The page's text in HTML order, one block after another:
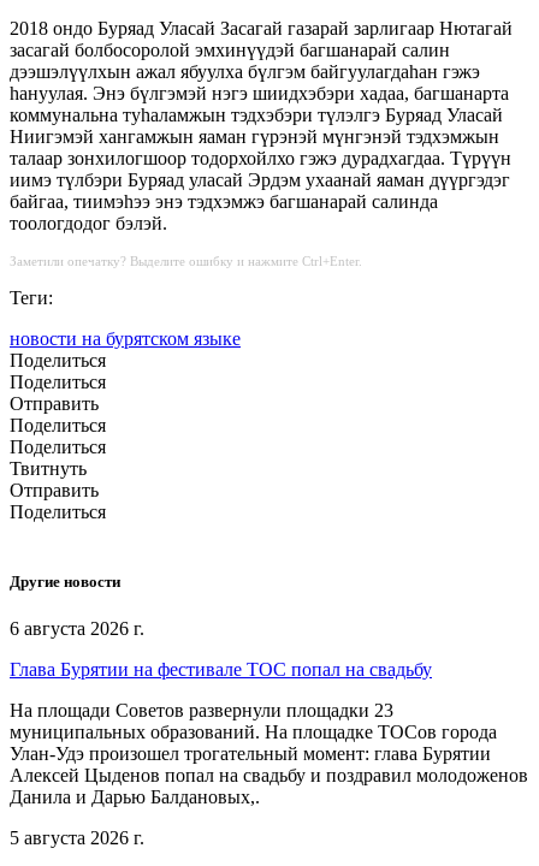
2018 ондо Буряад Уласай Засагай газарай зарлигаар Нютагай
засагай болбосоролой эмхинүүдэй багшанарай салин
дээшэлүүлхын ажал ябуулха бүлгэм байгуулагдаhан гэжэ
hануулая. Энэ бүлгэмэй нэгэ шиидхэбэри хадаа, багшанарта
коммунальна туhаламжын тэдхэбэри түлэлгэ Буряад Уласай
Ниигэмэй хангамжын яаман гүрэнэй мүнгэнэй тэдхэмжын
талаар зонхилогшоор тодорхойлхо гэжэ дурадхагдаа. Түрүүн
иимэ түлбэри Буряад уласай Эрдэм ухаанай яаман дүүргэдэг
байгаа, тиимэhээ энэ тэдхэмжэ багшанарай салинда
тоологдодог бэлэй.
Заметили опечатку? Выделите ошибку и нажмите Ctrl+Enter.
Теги:
новости на бурятском языке
Поделиться
Поделиться
Отправить
Поделиться
Поделиться
Твитнуть
Отправить
Поделиться
Другие новости
6 августа 2026 г.
Глава Бурятии на фестивале ТОС попал на свадьбу
На площади Советов развернули площадки 23
муниципальных образований. На площадке ТОСов города
Улан-Удэ произошел трогательный момент: глава Бурятии
Алексей Цыденов попал на свадьбу и поздравил молодоженов
Данила и Дарью Балдановых,.
5 августа 2026 г.